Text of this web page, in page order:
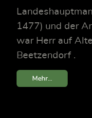
1477) und der
war Herr auf
Beetzendorf .
Mehr...